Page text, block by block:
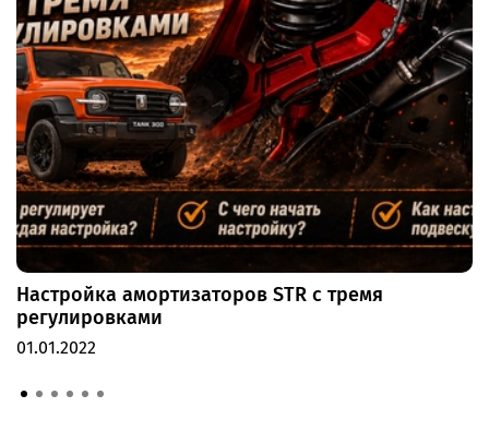
Настройка амортизаторов STR с тремя
регулировками
01.01.2022